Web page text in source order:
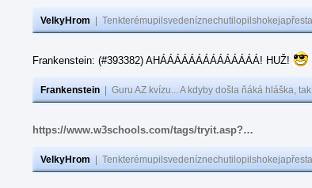
VelkyHrom
Frankenstein: (#393382) AHÁÁÁÁÁÁÁÁÁÁÁÁÁÁ! HUŽ!
Frankenstein Guru AZ kvízu... A kdyby došla ňáká hláška,
https://www.w3schools.com/tags/tryit.asp?…
VelkyHrom